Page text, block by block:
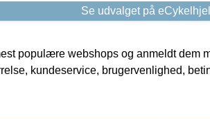
Se udvalget på
populære webshops og anmeldt dem
kundeservice, brugervenlighed,